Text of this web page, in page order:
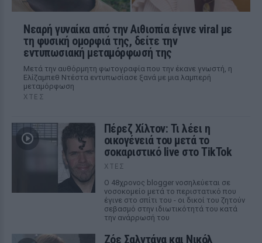
Νεαρή γυναίκα από την Αιθιοπία έγινε viral με
τη φυσική ομορφιά της, δείτε την
εντυπωσιακή μεταμόρφωσή της
Μετά την αυθόρμητη φωτογραφία που την έκανε γνωστή, η
Ελίζαμπεθ Ντέστα εντυπωσίασε ξανά με μια λαμπερή
μεταμόρφωση
ΧΤΕΣ
Πέρεζ Χίλτον: Τι λέει η
οικογένειά του μετά το
σοκαριστικό live στο TikTok
ΧΤΕΣ
Ο 48χρονος blogger νοσηλεύεται σε
νοσοκομείο μετά το περιστατικό που
έγινε στο σπίτι του - οι δικοί του ζητούν
σεβασμό στην ιδιωτικότητά του κατά
την ανάρρωσή του
Ζόε Σαλντάνα και Νικόλ